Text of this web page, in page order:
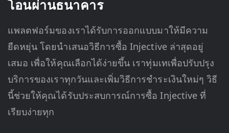
โอนผ่านธนาคาร
แพลตฟอร์มของเราได้รับการออกแบบมาให้มีความ
ยืดหยุ่น โดยนำเสนอวิธีการซื้อ Injective ล่าสุดอยู่
เสมอ เพื่อให้คุณเลือกได้ง่ายขึ้น เราทุ่มเทเพื่อปรับปรุง
บริการของเราทุกวันและเพิ่มวิธีการชำระเงินใหม่ๆ วิธี
นี้ช่วยให้คุณได้รับประสบการณ์การซื้อ Injective ที่
เรียบง่ายทุก